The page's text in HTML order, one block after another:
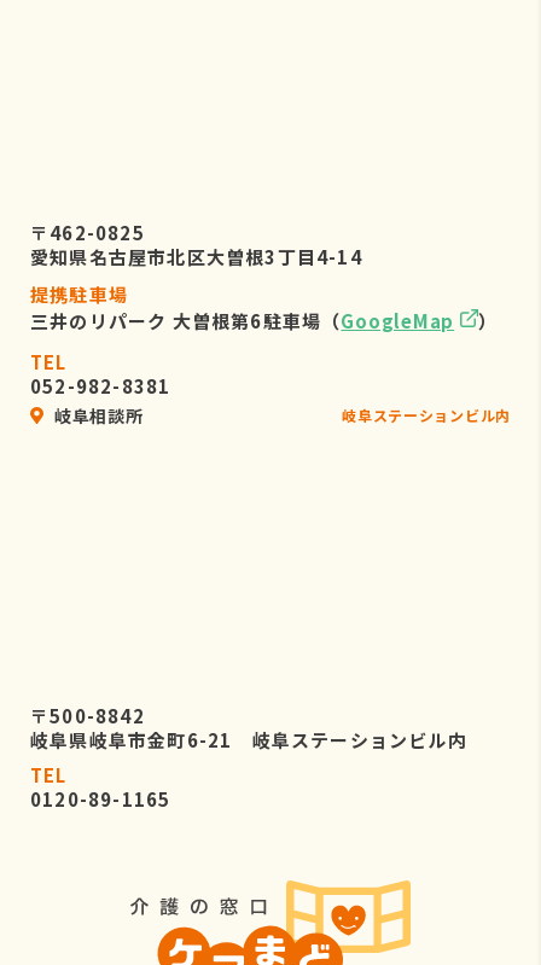
〒462-0825
愛知県名古屋市北区大曽根3丁目4-14
提携駐車場
三井のリパーク 大曽根第6駐車場（GoogleMap
）
TEL
052-982-8381
岐阜相談所 岐阜ステーションビル内
〒500-8842
岐阜県岐阜市金町6-21 岐阜ステーションビル内
TEL
0120-89-1165